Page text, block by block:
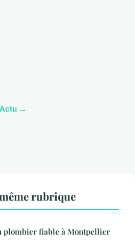
→
rubrique
plombier fiable à Montpellier